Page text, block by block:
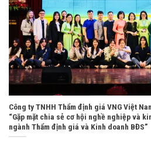
Công ty TNHH Thẩm định giá VNG Việt
“Gặp mặt chia sẻ cơ hội nghề nghiệp và
ngành Thẩm định giá và Kinh doanh BĐS”